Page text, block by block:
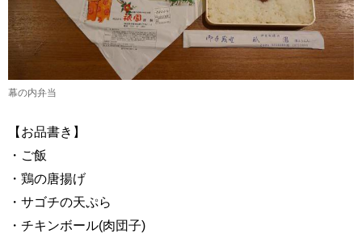
幕の内弁当
【お品書き】
・ご飯
・鶏の唐揚げ
・サゴチの天ぷら
・チキンボール(肉団子)